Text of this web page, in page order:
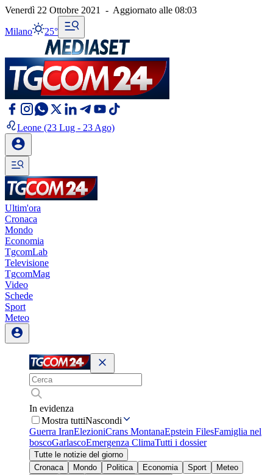
Venerdì 22 Ottobre 2021 - Aggiornato alle 08:03
Milano 25°
Leone (23 Lug - 23 Ago)
Ultim'ora
Cronaca
Mondo
Economia
TgcomLab
Televisione
TgcomMag
Video
Schede
Sport
Meteo
In evidenza
Mostra tuttiNascondi
Guerra IranElezioniCrans MontanaEpstein FilesFamiglia nel
boscoGarlascoEmergenza ClimaTutti i dossier
Tutte le notizie del giorno
Cronaca
Mondo Politica Economia Sport
Meteo